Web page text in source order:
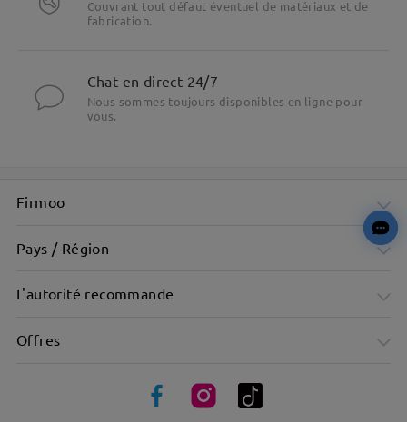
Couvrant tout défaut éventuel de matériaux et de
fabrication.
Chat en direct 24/7
Nous sommes toujours disponibles en ligne pour
vous.
Firmoo
Pays / Région
L'autorité recommande
Offres